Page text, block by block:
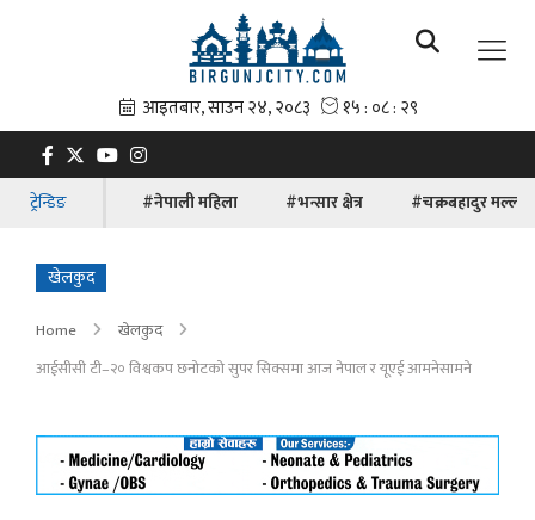
ट्रेन्डिङ #नेपाली महिला #भन्सार क्षेत्र #चक्रबहादुर मल्ल
खेलकुद
Home
खेलकुद
आईसीसी टी–२० विश्वकप छनोटको सुपर सिक्समा आज नेपाल र यूएई आमनेसामने